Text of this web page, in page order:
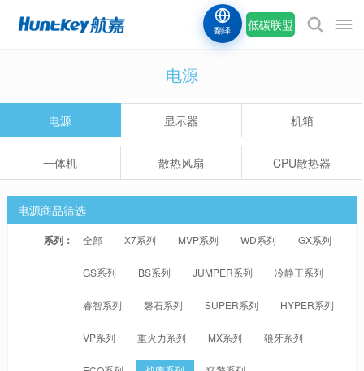
低碳联盟
翻译
电源
电源 显示器 机箱
一体机 散热风扇 CPU散热器
电源商品筛选
系列： 全部 X7系列 MVP系列 WD系列 GX系列
GS系列 BS系列 JUMPER系列 冷静王系列
睿智系列 磐石系列 SUPER系列 HYPER系列
VP系列 重火力系列 MX系列 狼牙系列